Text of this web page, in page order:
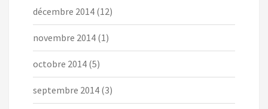
décembre 2014 (12)
novembre 2014 (1)
octobre 2014 (5)
septembre 2014 (3)